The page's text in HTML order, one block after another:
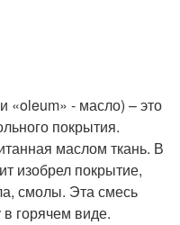
«oleum» - масло) – это
покрытия.
маслом ткань. В
изобрел покрытие,
смолы. Эта смесь
горячем виде.